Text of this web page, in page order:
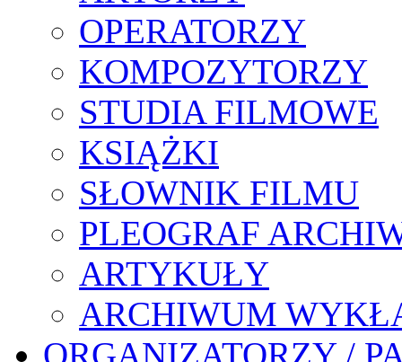
OPERATORZY
KOMPOZYTORZY
STUDIA FILMOWE
KSIĄŻKI
SŁOWNIK FILMU
PLEOGRAF
ARTYKUŁY
ARCHIWUM